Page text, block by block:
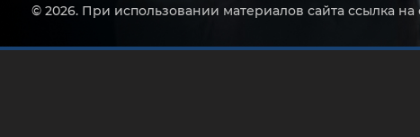
© 2026. При использовании материалов сайта ссылка на